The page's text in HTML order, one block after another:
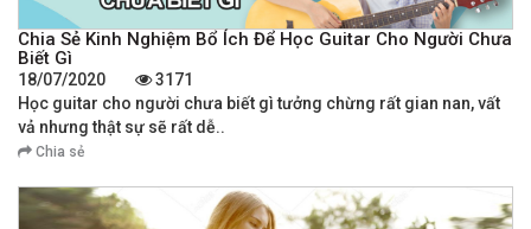
Chia Sẻ Kinh Nghiệm Bổ Ích Để Học Guitar Cho Người Chưa
Biết Gì
18/07/2020
3171
Học guitar cho người chưa biết gì tưởng chừng rất gian nan, vất
vả nhưng thật sự sẽ rất dễ..
Chia sẻ